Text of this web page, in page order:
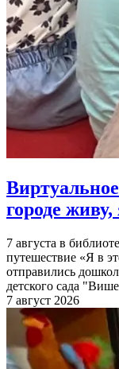
городе живу,
7 августа в
путешествие «Я в
отправились
детского сада
7 август 2026